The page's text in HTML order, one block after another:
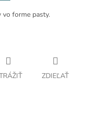
vo forme pasty.
ZDIEĽAŤ